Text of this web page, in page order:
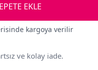
EKLE
kargoya verilir
ve kolay iade.